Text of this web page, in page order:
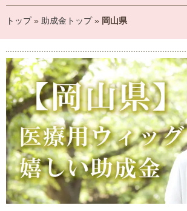
トップ » 助成金トップ » 岡山県